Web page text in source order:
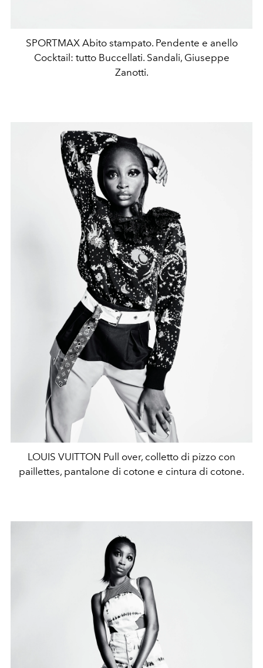
SPORTMAX Abito stampato. Pendente e anello
Cocktail: tutto Buccellati. Sandali, Giuseppe
Zanotti.
LOUIS VUITTON Pull over, colletto di pizzo con
paillettes, pantalone di cotone e cintura di cotone.